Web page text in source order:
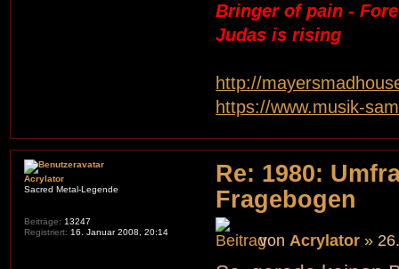
Bringer of pain -
Judas is rising
http://
https://www.musik-
Re: 1980:
Fragebogen
von Acrylator »
Acrylator
Sacred Metal-Legende
Beiträge: 13247
Registriert: 16. Januar 2008, 20:14